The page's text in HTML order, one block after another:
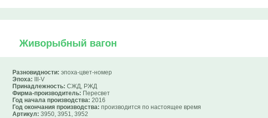
Живорыбный вагон
Разновидности: эпоха-цвет-номер
Эпоха: III-V
Принадлежность: СЖД, РЖД
Фирма-производитель: Пересвет
Год начала производства: 2016
Год окончания производства: производится по настоящее время
Артикул: 3950, 3951, 3952